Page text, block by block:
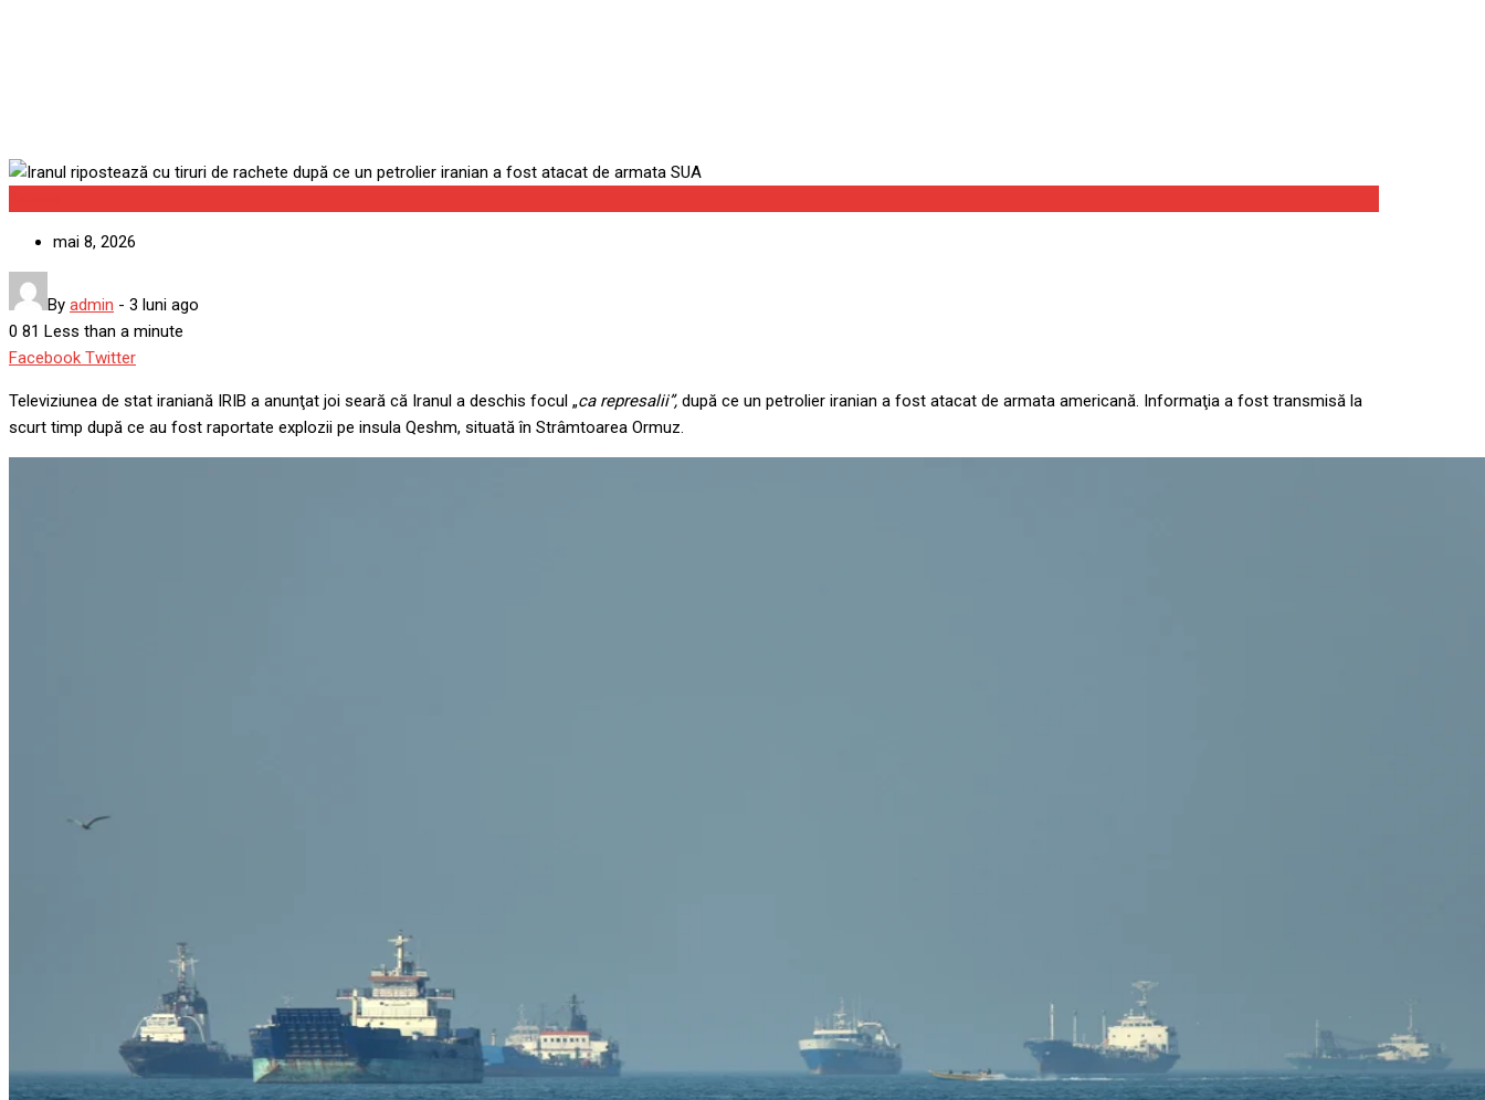
mai 8, 2026
By admin - 3 luni ago
0 81 Less than a minute
Facebook TwitterGoogle+
LinkedIn
Whatsapp
StumbleUpon
Tumblr
Pinterest
Reddit
Share
Email
Print
Televiziunea de stat iraniană IRIB a anunţat joi seară că Iranul a deschis focul „ca represalii”, după ce un petrolier iranian a fost atacat de armata americană. Informaţia a fost transmisă la
scurt timp după ce au fost raportate explozii pe insula Qeshm, situată în Strâmtoarea Ormuz.